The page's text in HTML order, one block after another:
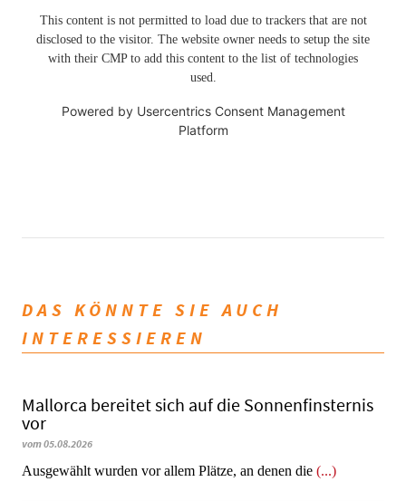
This content is not permitted to load due to trackers that are not
disclosed to the visitor. The website owner needs to setup the site
with their CMP to add this content to the list of technologies
used.
Powered by Usercentrics Consent Management
Platform
DAS KÖNNTE SIE AUCH
INTERESSIEREN
Mallorca bereitet sich auf die Sonnenfinsternis
vor
vom 05.08.2026
Ausgewählt wurden vor allem Plätze, an denen die (...)